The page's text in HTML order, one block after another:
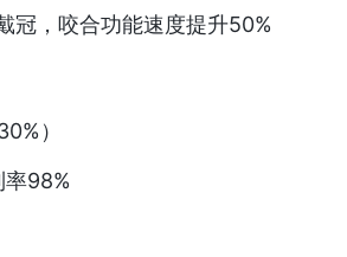
冠，咬合功能速度提升50%
）
率98%